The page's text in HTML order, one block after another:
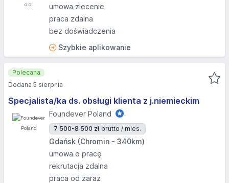
umowa zlecenie
praca zdalna
bez doświadczenia
Szybkie aplikowanie
Specjalista/ka ds. obsługi klienta z j.niemieckim
Foundever Poland
7 500-8 500 zł brutto / mies.
Gdańsk (Chromin - 340km)
umowa o pracę
rekrutacja zdalna
praca od zaraz
Polecana
Dodana 5 sierpnia